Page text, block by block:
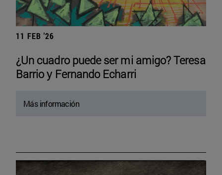
11 FEB '26
¿Un cuadro puede ser mi amigo? Teresa
Barrio y Fernando Echarri
Más información